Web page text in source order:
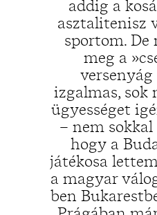
addig a
asztalitenisz
sportom.
meg a
versenyág
izgalmas, sok
ügyességet
– nem
hogy a
játékosa
a magyar
ben